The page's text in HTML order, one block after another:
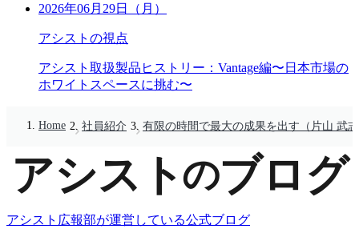
2026年06月29日（月）
アシストの視点
アシスト取扱製品ヒストリー：Vantage編〜日本市場の
ホワイトスペースに挑む〜
Home 社員紹介 有限の時間で最大の成果を出す（片山 武
アシスト広報部が運営している公式ブログ